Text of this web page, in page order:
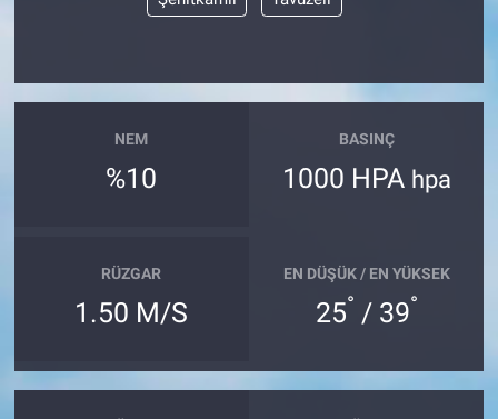
NEM
%10
BASINÇ
1000 HPA hpa
RÜZGAR
1.50 M/S
EN DÜŞÜK / EN YÜKSEK
25° / 39°